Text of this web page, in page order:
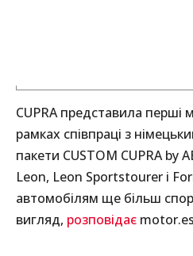
CUPRA представила перші
рамках співпраці з
пакети CUSTOM CUPRA by
Leоn, Leоn Sportstourer і
автомобілям ще більш
вигляд, розповідає